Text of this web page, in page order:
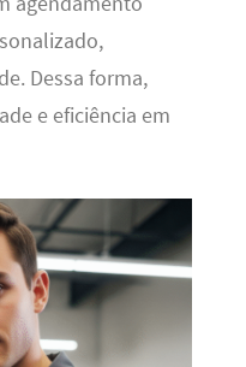
Dessa forma,
e eficiência em